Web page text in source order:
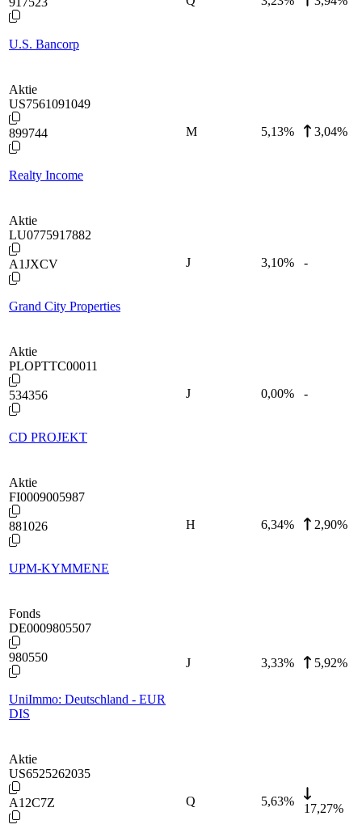
U.S. Bancorp
Aktie
US7561091049
899744
Realty Income
M 5,13% 3,04%
Aktie
LU0775917882
A1JXCV
Grand City Properties
J 3,10% -
Aktie
PLOPTTC00011
534356
CD PROJEKT
J 0,00% -
Aktie
FI0009005987
881026
UPM-KYMMENE
H 6,34% 2,90%
Fonds
DE0009805507
980550
UniImmo: Deutschland - EUR
DIS
J 3,33% 5,92%
Aktie
US6525262035
A12C7Z Q 5,63%
17,27%